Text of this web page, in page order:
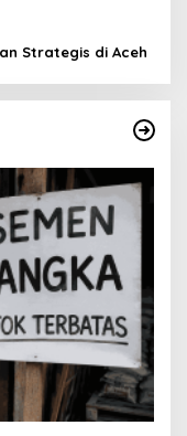
Strategis di Aceh